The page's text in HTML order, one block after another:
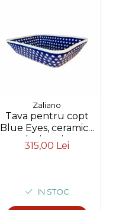
Zaliano
Tava pentru copt
Blue Eyes, ceramica
smaltuita, pictata
manual, 24,7 x 30,6
315,00 Lei
IN STOC